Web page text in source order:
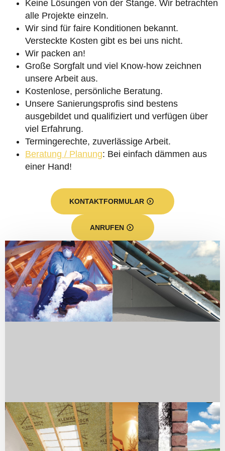
Keine Lösungen von der Stange. Wir betrachten
alle Projekte einzeln.
Wir sind für faire Konditionen bekannt.
Versteckte Kosten gibt es bei uns nicht.
Wir packen an!
Große Sorgfalt und viel Know-how zeichnen
unsere Arbeit aus.
Kostenlose, persönliche Beratung.
Unsere Sanierungsprofis sind bestens
ausgebildet und qualifiziert und verfügen über
viel Erfahrung.
Termingerechte, zuverlässige Arbeit.
Beratung / Planung: Bei einfach dämmen aus
einer Hand!
KONTAKTFORMULAR
ANRUFEN